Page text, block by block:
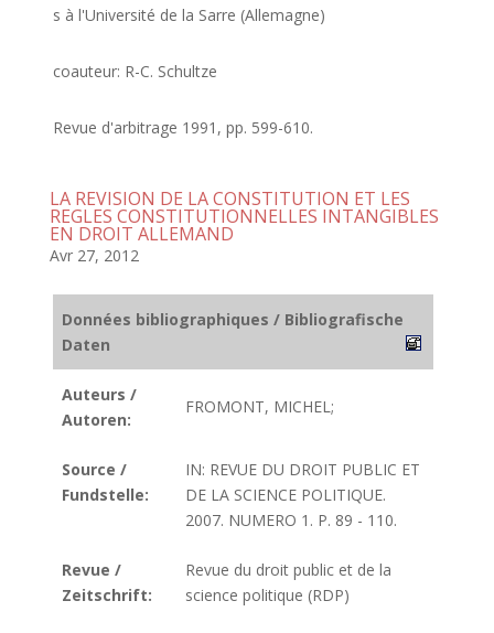
s à l'Université de la Sarre (Allemagne)
coauteur: R-C. Schultze
Revue d'arbitrage 1991, pp. 599-610.
LA REVISION DE LA CONSTITUTION ET LES
REGLES CONSTITUTIONNELLES INTANGIBLES
EN DROIT ALLEMAND
Avr 27, 2012
Données bibliographiques / Bibliografische
Daten
Auteurs /
Autoren:
FROMONT, MICHEL;
Source /
Fundstelle:
IN: REVUE DU DROIT PUBLIC ET
DE LA SCIENCE POLITIQUE.
2007. NUMERO 1. P. 89 - 110.
Revue /
Zeitschrift:
Revue du droit public et de la
science politique (RDP)